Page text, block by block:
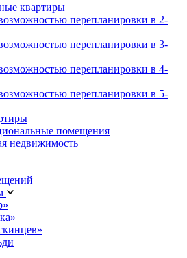
квартиры
перепланировки в 2-
перепланировки в 3-
перепланировки в 4-
перепланировки в 5-
помещения
недвижимость